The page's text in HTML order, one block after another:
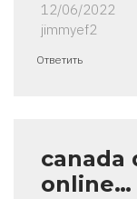
12/06/2022
jimmyef2
Ответить
canada
online…